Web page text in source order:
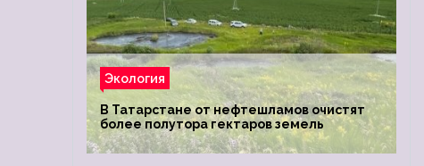
Экология
В Татарстане от нефтешламов очистят
более полутора гектаров земель